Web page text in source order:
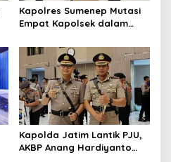
Kapolres Sumenep Mutasi
Empat Kapolsek dalam
Kapolda Jatim Lantik PJU,
AKBP Anang Hardiyanto